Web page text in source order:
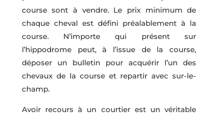
course sont à vendre. Le prix minimum de
chaque cheval est défini préalablement à la
course. N’importe qui présent sur
l’hippodrome peut, à l’issue de la course,
déposer un bulletin pour acquérir l’un des
chevaux de la course et repartir avec sur-le-
champ.
Avoir recours à un courtier est un véritable